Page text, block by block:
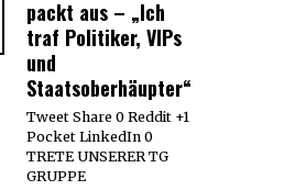
packt aus – „Ich
traf Politiker, VIPs
und
Staatsoberhäupter“
Tweet Share 0 Reddit +1
Pocket LinkedIn 0
TRETE UNSERER TG
GRUPPE